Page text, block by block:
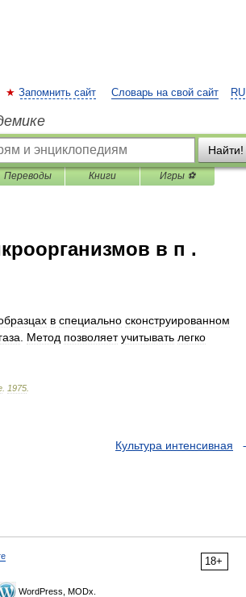
RU
Запомнить сайт Словарь на свой сайт
Найти!
Переводы Книги Игры ⚽
в п .
в специально сконструированном
газа Метод позволяет учитывать легко
1975
Культура интенсивная
18+
WordPress, MODx.